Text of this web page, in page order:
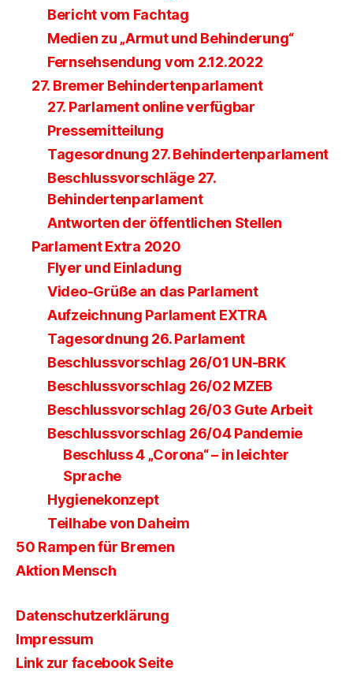
Bericht vom Fachtag
Medien zu „Armut und Behinderung“
Fernsehsendung vom 2.12.2022
27. Bremer Behindertenparlament
27. Parlament online verfügbar
Pressemitteilung
Tagesordnung 27. Behindertenparlament
Beschlussvorschläge 27.
Behindertenparlament
Antworten der öffentlichen Stellen
Parlament Extra 2020
Flyer und Einladung
Video-Grüße an das Parlament
Aufzeichnung Parlament EXTRA
Tagesordnung 26. Parlament
Beschlussvorschlag 26/01 UN-BRK
Beschlussvorschlag 26/02 MZEB
Beschlussvorschlag 26/03 Gute Arbeit
Beschlussvorschlag 26/04 Pandemie
Beschluss 4 „Corona“ – in leichter
Sprache
Hygienekonzept
Teilhabe von Daheim
50 Rampen für Bremen
Aktion Mensch
Datenschutzerklärung
Impressum
Link zur facebook Seite